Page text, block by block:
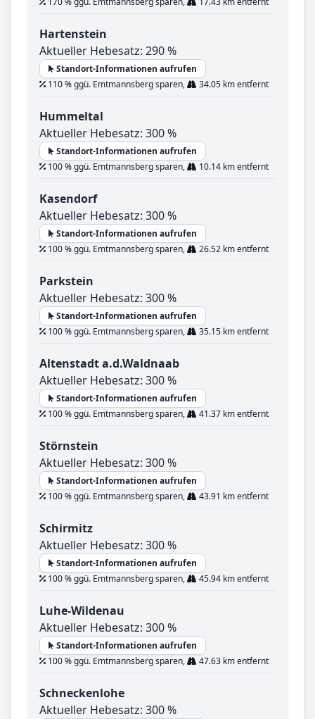
Hartenstein
Aktueller Hebesatz: 290 %
Standort-Informationen aufrufen
110 % ggü. Emtmannsberg sparen,
34.05 km entfernt
Hummeltal
Aktueller Hebesatz: 300 %
Standort-Informationen aufrufen
100 % ggü. Emtmannsberg sparen,
10.14 km entfernt
Kasendorf
Aktueller Hebesatz: 300 %
Standort-Informationen aufrufen
100 % ggü. Emtmannsberg sparen,
26.52 km entfernt
Parkstein
Aktueller Hebesatz: 300 %
Standort-Informationen aufrufen
100 % ggü. Emtmannsberg sparen,
35.15 km entfernt
Altenstadt a.d.Waldnaab
Aktueller Hebesatz: 300 %
Standort-Informationen aufrufen
100 % ggü. Emtmannsberg sparen,
41.37 km entfernt
Störnstein
Aktueller Hebesatz: 300 %
Standort-Informationen aufrufen
100 % ggü. Emtmannsberg sparen,
43.91 km entfernt
Schirmitz
Aktueller Hebesatz: 300 %
Standort-Informationen aufrufen
100 % ggü. Emtmannsberg sparen,
45.94 km entfernt
Luhe-Wildenau
Aktueller Hebesatz: 300 %
Standort-Informationen aufrufen
100 % ggü. Emtmannsberg sparen,
47.63 km entfernt
Schneckenlohe
Aktueller Hebesatz: 300 %